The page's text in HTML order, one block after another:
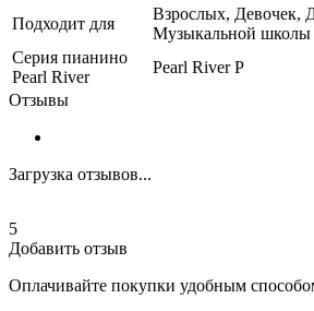
Подходит для
Взрослых, Девочек,
Музыкальной школы
Серия пианино
Pearl River
Pearl River P
Отзывы
Загрузка отзывов...
5
Добавить отзыв
Оплачивайте покупки удобным